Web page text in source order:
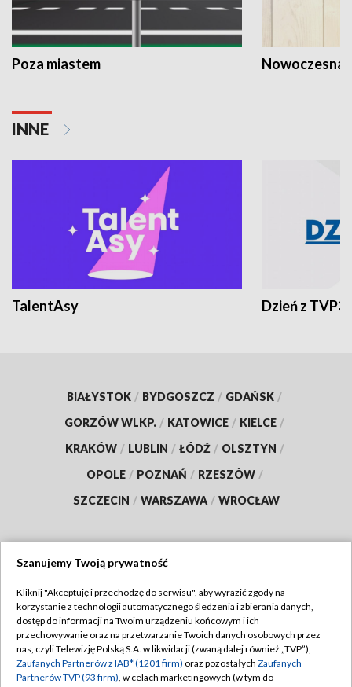
Poza miastem Nowoczesna
INNE
TalentAsy Dzień z TVP3
BIAŁYSTOK / BYDGOSZCZ / GDAŃSK /
GORZÓW WLKP. / KATOWICE / KIELCE /
KRAKÓW / LUBLIN / ŁÓDŹ / OLSZTYN /
OPOLE / POZNAŃ / RZESZÓW /
SZCZECIN / WARSZAWA / WROCŁAW
TVP
Abonament TVP
Emisja w TVP
Regulamin TVP
Polityka prywatności
Szanujemy Twoją prywatność
Kliknij "Akceptuję i przechodzę do serwisu", aby wyrazić zgody na
korzystanie z technologii automatycznego śledzenia i zbierania danych,
dostęp do informacji na Twoim urządzeniu końcowym i ich
przechowywanie oraz na przetwarzanie Twoich danych osobowych przez
nas, czyli Telewizję Polską S.A. w likwidacji (zwaną dalej również „TVP”),
Zaufanych Partnerów z IAB* (1201 firm) oraz pozostałych Zaufanych
Partnerów TVP (93 firm), w celach marketingowych (w tym do